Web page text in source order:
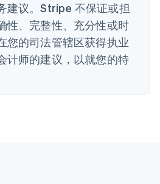
建议。Stripe 不保证或担
性、完整性、充分性或时
您的司法管辖区获得执业
计师的建议，以就您的特